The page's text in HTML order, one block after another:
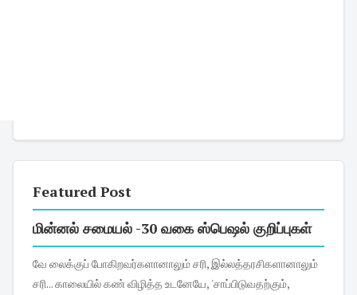
Featured Post
மின்னல் சமையல் -30 வகை ஸ்பெஷல் குறிப்புகள்
வே லைக்குப் போகிறவர்களானாலும் சரி, இல்லத்தரசிகளானாலும்
சரி... காலையில் கண் விழித்த உடனேயே, 'சாப்பிடுவதற்கும்,